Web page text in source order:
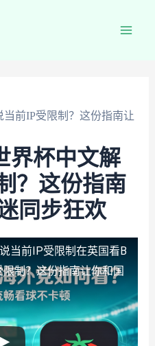
前IP受限制？这份指南让
界杯中文解
？这份指南
同步狂欢
当前IP受限制 在英国看B
制？这份指南让你和国